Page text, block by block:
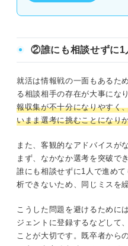
②誰にも相談せずに1
就活は情報戦の一面もあるた
る相談相手の存在が大事にな
報収集が不十分になりやすく
いまま選考に挑むことになり
また、客観的なアドバイスが
まず、なかなか選考を突破で
誰にも相談せずに1人で進め
析できないため、同じミスを
こうした問題を避けるために
ジェントに登録するなどして
ことが大切です。既卒者から